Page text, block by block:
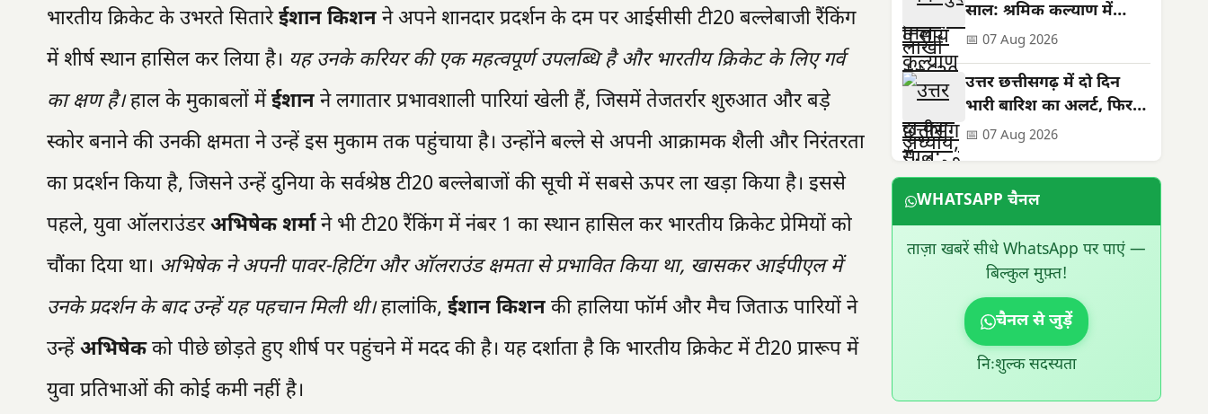
भारतीय क्रिकेट के उभरते सितारेईशान किशन ने अपने शानदार प्रदर्शन के दम पर आईसीसी टी20 बल्लेबाजी रैंकिंग
में शीर्ष स्थान हासिल कर लिया है। यह उनके करियर की एक महत्वपूर्ण उपलब्धि है और भारतीय क्रिकेट के लिए गर्व
का क्षण है।हाल के मुकाबलों मेंईशान ने लगातार प्रभावशाली पारियां खेली हैं, जिसमें तेजतर्रार शुरुआत और बड़े
स्कोर बनाने की उनकी क्षमता ने उन्हें इस मुकाम तक पहुंचाया है। उन्होंने बल्ले से अपनी आक्रामक शैली और निरंतरता
का प्रदर्शन किया है, जिसने उन्हें दुनिया के सर्वश्रेष्ठ टी20 बल्लेबाजों की सूची में सबसे ऊपर ला खड़ा किया है। इससे
पहले, युवा ऑलराउंडरअभिषेक शर्माने भी टी20 रैंकिंग में नंबर 1 का स्थान हासिल कर भारतीय क्रिकेट प्रेमियों को
चौंका दिया था। अभिषेक ने अपनी पावर-हिटिंग और ऑलराउंड क्षमता से प्रभावित किया था, खासकर आईपीएल में
उनके प्रदर्शन के बाद उन्हें यह पहचान मिली थी।हालांकि, ईशान किशन की हालिया फॉर्म और मैच जिताऊ पारियों ने
उन्हें अभिषेकको पीछे छोड़ते हुए शीर्ष पर पहुंचने में मदद की है। यह दर्शाता है कि भारतीय क्रिकेट में टी20 प्रारूप में
युवा प्रतिभाओं की कोई कमी नहीं है।
साल: श्रमिक कल्याण में
ऐतिहासिक उपलब्धियां
📅 07 Aug 2026
उत्तर छत्तीसगढ़ में दो दिन
भारी बारिश का अलर्ट, फिर
थमेगा जोर
📅 07 Aug 2026
WHATSAPP चैनल
ताज़ा खबरें सीधे WhatsApp पर पाएं —
बिल्कुल मुफ़्त!
चैनल से जुड़ें
निःशुल्क सदस्यता